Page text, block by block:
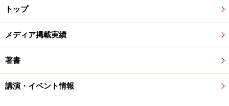
トップ
メディア掲載実績
著書
講演・イベント情報